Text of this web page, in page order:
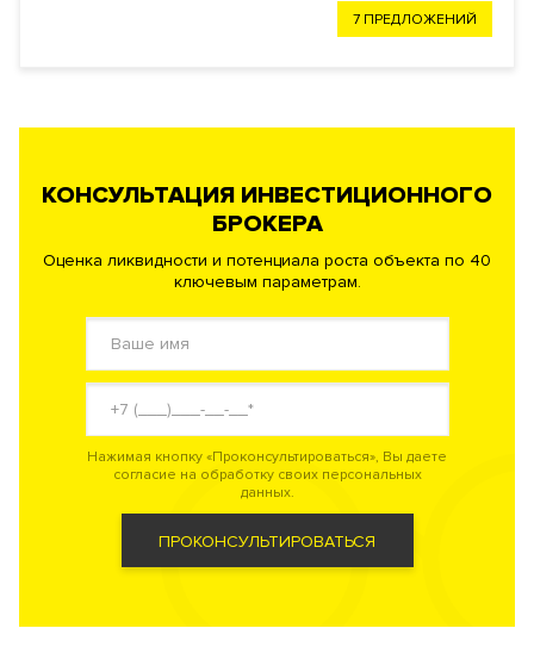
7 ПРЕДЛОЖЕНИЙ
КОНСУЛЬТАЦИЯ ИНВЕСТИЦИОННОГО
БРОКЕРА
Оценка ликвидности и потенциала роста объекта по 40
ключевым параметрам.
Нажимая кнопку «Проконсультироваться», Вы даете
согласие на обработку своих персональных
данных.
ПРОКОНСУЛЬТИРОВАТЬСЯ